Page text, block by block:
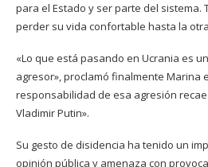
para el Estado y ser parte del sistema.
perder su vida confortable hasta la
«Lo que está pasando en Ucrania es
agresor», proclamó finalmente Marina
responsabilidad de esa agresión
Vladimir Putin».
Su gesto de disidencia ha tenido un
opinión pública y amenaza con